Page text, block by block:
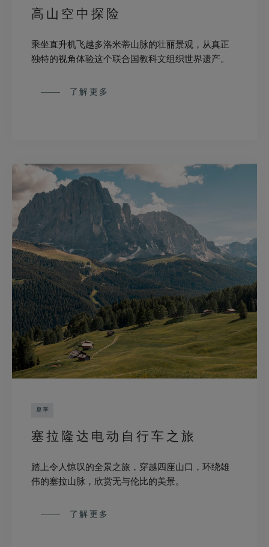
高山空中探险
乘坐直升机飞越多洛米蒂山脉的壮丽景观，从真正
独特的视角体验这个联合国教科文组织世界遗产。
了解更多
夏季
塞拉隆达电动自行车之旅
踏上令人惊叹的全景之旅，穿越四座山口，环绕雄
伟的塞拉山脉，欣赏无与伦比的美景。
了解更多